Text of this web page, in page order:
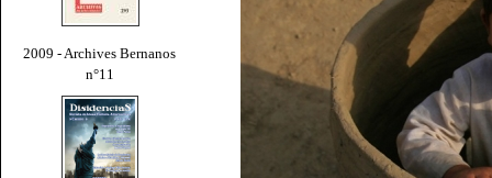
2009 - Archives Bernanos
n°11